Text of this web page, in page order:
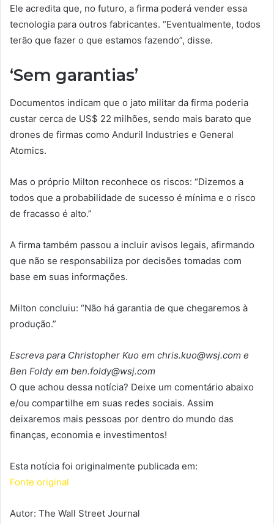
Ele acredita que, no futuro, a firma poderá vender essa
tecnologia para outros fabricantes. “Eventualmente, todos
terão que fazer o que estamos fazendo”, disse.
‘Sem garantias’
Documentos indicam que o jato militar da firma poderia
custar cerca de US$ 22 milhões, sendo mais barato que
drones de firmas como Anduril Industries e General
Atomics.
Mas o próprio Milton reconhece os riscos: “Dizemos a
todos que a probabilidade de sucesso é mínima e o risco
de fracasso é alto.”
A firma também passou a incluir avisos legais, afirmando
que não se responsabiliza por decisões tomadas com
base em suas informações.
Milton concluiu: “Não há garantia de que chegaremos à
produção.”
Escreva para Christopher Kuo em chris.kuo@wsj.com e
Ben Foldy em ben.foldy@wsj.com
O que achou dessa notícia? Deixe um comentário abaixo
e/ou compartilhe em suas redes sociais. Assim
deixaremos mais pessoas por dentro do mundo das
finanças, economia e investimentos!
Esta notícia foi originalmente publicada em:
Fonte original
Autor: The Wall Street Journal